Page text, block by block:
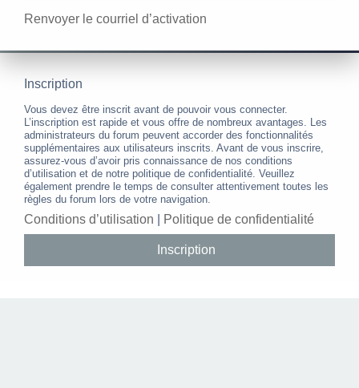
Renvoyer le courriel d’activation
Inscription
Vous devez être inscrit avant de pouvoir vous connecter.
L’inscription est rapide et vous offre de nombreux avantages. Les
administrateurs du forum peuvent accorder des fonctionnalités
supplémentaires aux utilisateurs inscrits. Avant de vous inscrire,
assurez-vous d’avoir pris connaissance de nos conditions
d’utilisation et de notre politique de confidentialité. Veuillez
également prendre le temps de consulter attentivement toutes les
règles du forum lors de votre navigation.
Conditions d’utilisation Politique de confidentialité
Inscription